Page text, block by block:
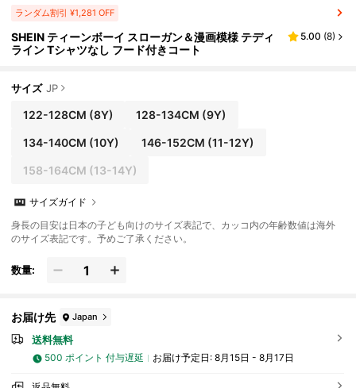
ランダム割引 ¥1,281 OFF
SHEIN ティーンボーイ スローガン＆漫画模様 テディ
ライン Tシャツなし フード付きコート
5.00 (8)
サイズ JP
122-128CM (8Y) 128-134CM (9Y)
134-140CM (10Y) 146-152CM (11-12Y)
158-164CM (13-14Y)
サイズガイド
身長の目安は日本の子ども向けのサイズ表記で、カッコ内の年齢数値は海外
のサイズ表記です。予めご了承ください。
数量:
お届け先 Japan
送料無料
500 ポイント 付与遅延 お届け予定日: 8月15日 - 8月17日